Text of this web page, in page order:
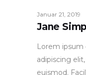
Januar 21, 2019
Jane
Lorem
adipiscing
euismod.